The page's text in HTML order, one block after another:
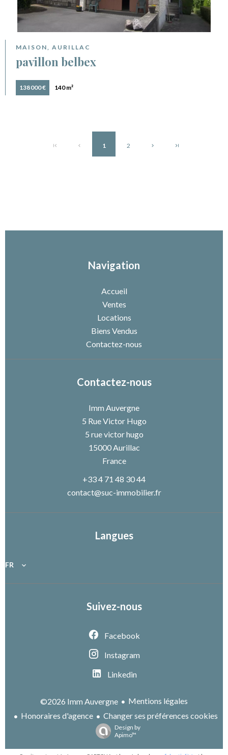
MAISON, AURILLAC
pavillon belbex
138 000 € 140 m²
1 2
Navigation
Accueil
Ventes
Locations
Biens Vendus
Contactez-nous
Contactez-nous
Imm Auvergne
5 Rue Victor Hugo
5 rue victor hugo
15000Aurillac
France
+33 4 71 48 30 44
contact@suc-immobilier.fr
Langues
FR
Suivez-nous
Facebook
Instagram
Linkedin
©2026 Imm Auvergne
Mentions légales
Honoraires d'agence
Changer ses préférences cookies
Design by
Apimo™